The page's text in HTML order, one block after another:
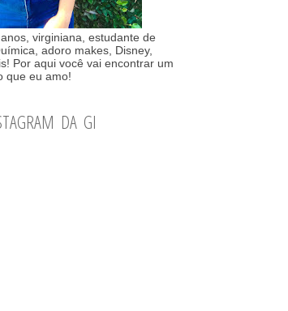
virginiana, estudante de
adoro makes, Disney,
Por aqui você vai encontrar um
que eu amo!
DA GI